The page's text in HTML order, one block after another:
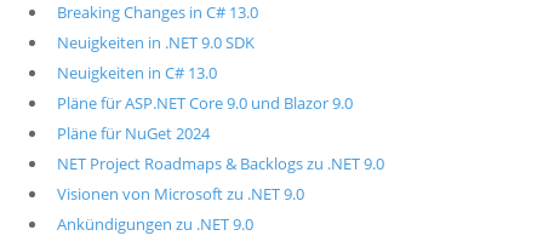
Breaking Changes in C# 13.0
Neuigkeiten in .NET 9.0 SDK
Neuigkeiten in C# 13.0
Pläne für ASP.NET Core 9.0 und Blazor 9.0
Pläne für NuGet 2024
NET Project Roadmaps & Backlogs zu .NET 9.0
Visionen von Microsoft zu .NET 9.0
Ankündigungen zu .NET 9.0